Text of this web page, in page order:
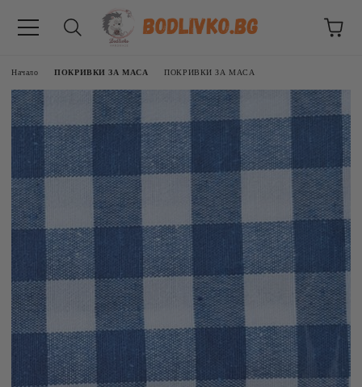
Начало ПОКРИВКИ ЗА МАСА ПОКРИВКИ ЗА МАСА